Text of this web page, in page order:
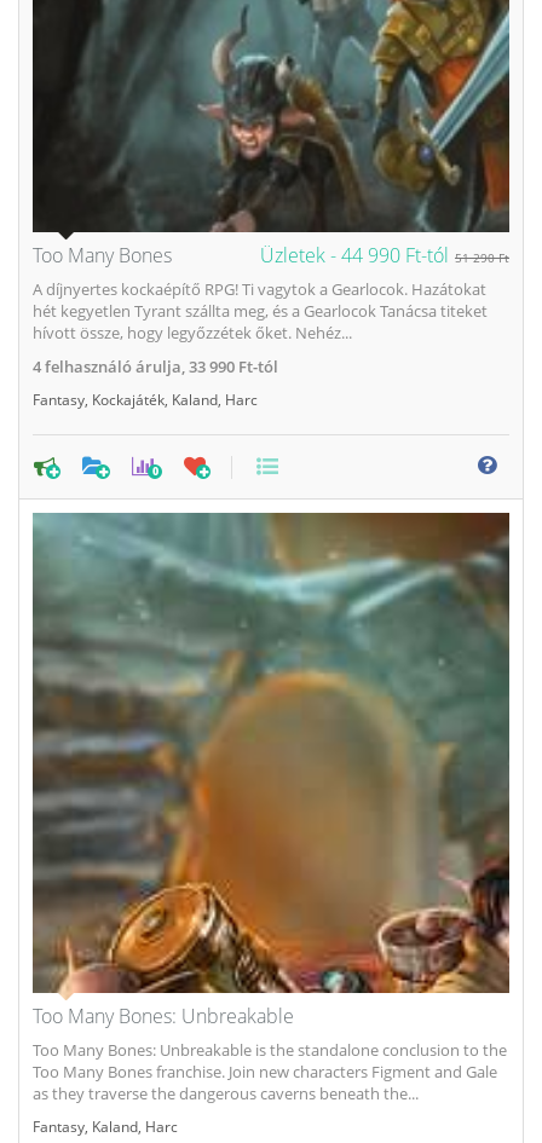
Üzletek -44 990 Ft-tól 51 290 Ft
Too Many Bones
A díjnyertes kockaépítő RPG! Ti vagytok a Gearlocok. Hazátokat
hét kegyetlen Tyrant szállta meg, és a Gearlocok Tanácsa titeket
hívott össze, hogy legyőzzétek őket. Nehéz...
4felhasználó árulja,33 990 Ft-tól
Fantasy Kockajáték Kaland Harc
0
Too Many Bones: Unbreakable
Too Many Bones: Unbreakable is the standalone conclusion to the
Too Many Bones franchise. Join new characters Figment and Gale
as they traverse the dangerous caverns beneath the...
Fantasy Kaland Harc